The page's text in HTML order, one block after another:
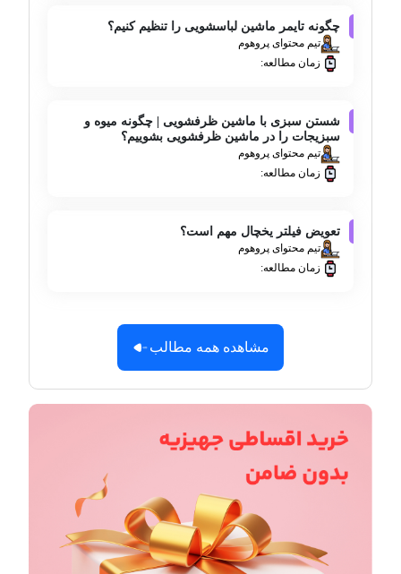
چگونه تایمر ماشین لباسشویی را تنظیم کنیم؟
تیم محتوای پروهوم
زمان مطالعه:
شستن سبزی با ماشین ظرفشویی | چگونه میوه و
سبزیجات را در ماشین ظرفشویی بشوییم؟
تیم محتوای پروهوم
زمان مطالعه:
تعویض فیلتر یخچال مهم است؟
تیم محتوای پروهوم
زمان مطالعه:
مشاهده همه مطالب